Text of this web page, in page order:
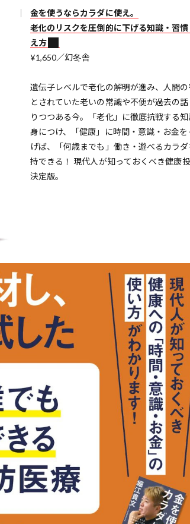
金を使うならカラダに使え。
老化のリスクを圧倒的に下げる知識・習
え方
¥1,650／幻冬舎
遺伝子レベルで老化の解明が進み、人間
とされていた老いの常識や不便が過去の
りつつある今。「老化」に徹底抗戦する
身につけ、「健康」に時間・意識・お金を
げば、「何歳までも」働き・遊べるカラ
持できる！ 現代人が知っておくべき健康投資・
決定版。